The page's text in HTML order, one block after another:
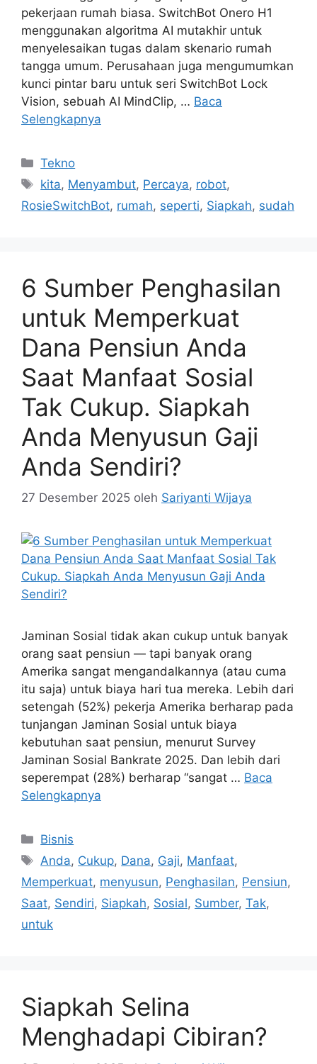
pekerjaan rumah biasa. SwitchBot Onero H1
menggunakan algoritma AI mutakhir untuk
menyelesaikan tugas dalam skenario rumah
tangga umum. Perusahaan juga mengumumkan
kunci pintar baru untuk seri SwitchBot Lock
Vision, sebuah AI MindClip, … Baca
Selengkapnya
Kategori
Tekno
Tag
kita, Menyambut, Percaya, robot,
RosieSwitchBot, rumah, seperti, Siapkah, sudah
6 Sumber Penghasilan
untuk Memperkuat
Dana Pensiun Anda
Saat Manfaat Sosial
Tak Cukup. Siapkah
Anda Menyusun Gaji
Anda Sendiri?
27 Desember 2025 oleh Sariyanti Wijaya
Jaminan Sosial tidak akan cukup untuk banyak
orang saat pensiun — tapi banyak orang
Amerika sangat mengandalkannya (atau cuma
itu saja) untuk biaya hari tua mereka. Lebih dari
setengah (52%) pekerja Amerika berharap pada
tunjangan Jaminan Sosial untuk biaya
kebutuhan saat pensiun, menurut Survey
Jaminan Sosial Bankrate 2025. Dan lebih dari
seperempat (28%) berharap “sangat … Baca
Selengkapnya
Kategori
Bisnis
Tag
Anda, Cukup, Dana, Gaji, Manfaat,
Memperkuat, menyusun, Penghasilan, Pensiun,
Saat, Sendiri, Siapkah, Sosial, Sumber, Tak,
untuk
Siapkah Selina
Menghadapi Cibiran?